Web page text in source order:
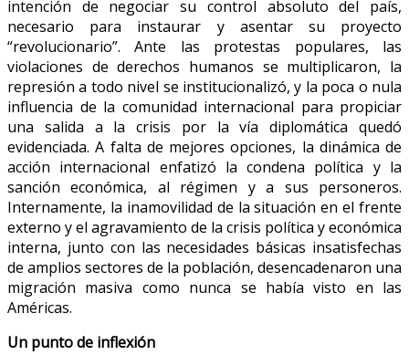
intención de negociar su control absoluto del país,
necesario para instaurar y asentar su proyecto
“revolucionario”. Ante las protestas populares, las
violaciones de derechos humanos se multiplicaron, la
represión a todo nivel se institucionalizó, y la poca o nula
influencia de la comunidad internacional para propiciar
una salida a la crisis por la vía diplomática quedó
evidenciada. A falta de mejores opciones, la dinámica de
acción internacional enfatizó la condena política y la
sanción económica, al régimen y a sus personeros.
Internamente, la inamovilidad de la situación en el frente
externo y el agravamiento de la crisis política y económica
interna, junto con las necesidades básicas insatisfechas
de amplios sectores de la población, desencadenaron una
migración masiva como nunca se había visto en las
Américas.
Un punto de inflexión